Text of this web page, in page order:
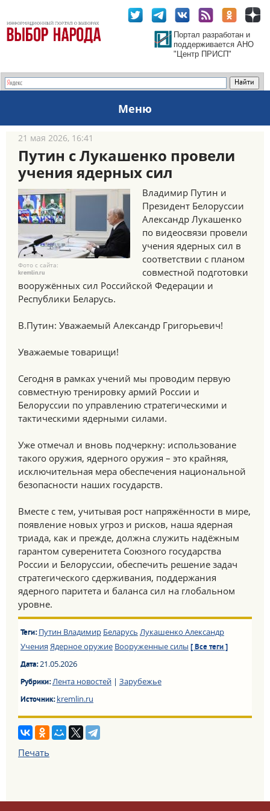
Портал разработан и
поддерживается АНО
"Центр ПРИСП"
Меню
21 мая 2026, 16:41
Путин c Лукашенко провели
учения ядерных сил
Фото с сайта:
kremlin.ru
Владимир Путин и
Президент Белоруссии
Александр Лукашенко
по видеосвязи провели
учения ядерных сил в
соответствии с планом
совместной подготовки
вооружённых сил Российской Федерации и
Республики Беларусь.
В.Путин: Уважаемый Александр Григорьевич!
Уважаемые товарищи!
Сегодня в рамках учений мы проводим первую
совместную тренировку армий России и
Белоруссии по управлению стратегическими и
тактическими ядерными силами.
Уже отмечал и вновь подчеркну: использование
такого оружия, ядерного оружия – это крайняя,
исключительная мера обеспечения национальной
безопасности наших государств.
Вместе с тем, учитывая рост напряжённости в мире,
появление новых угроз и рисков, наша ядерная
триада, как и прежде, должна служить надёжным
гарантом суверенитета Союзного государства
России и Белоруссии, обеспечить решение задач
стратегического сдерживания, поддержания
ядерного паритета и баланса сил на глобальном
уровне.
Теги: Путин Владимир Беларусь Лукашенко Александр
Учения Ядерное оружие Вооруженные силы [ Все теги ]
Дата:21.05.2026
Рубрики:Лента новостей| Зарубежье
Источник:kremlin.ru
Печать